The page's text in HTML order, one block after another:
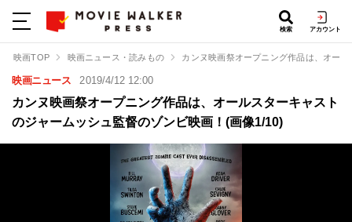
検索 アカウント
映画TOP 映画ニュース・読みもの カンヌ映画祭オープニング作品は、オー
映画ニュース 2019/4/12 12:00
カンヌ映画祭オープニング作品は、オールスターキャスト
のジャームッシュ監督のゾンビ映画！(画像1/10)